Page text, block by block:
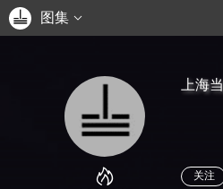
图集
上海
关注